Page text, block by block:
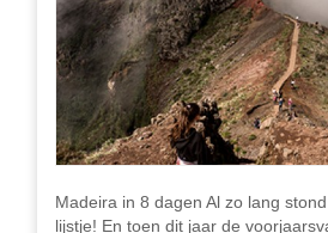
Madeira in 8 dagen Al zo lang
lijstje! En toen dit jaar de